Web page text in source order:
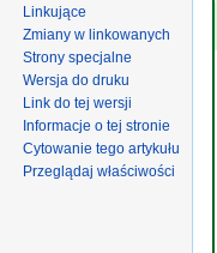
Linkujące
Zmiany w linkowanych
Strony specjalne
Wersja do druku
Link do tej wersji
Informacje o tej stronie
Cytowanie tego artykułu
Przeglądaj właściwości